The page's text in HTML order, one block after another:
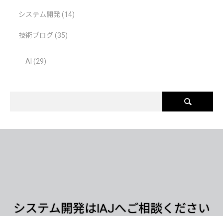
システム開発 (14)
技術ブログ (35)
AI (29)
システム開発はIAJへご相談ください